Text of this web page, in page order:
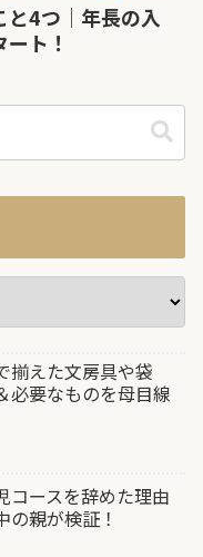
4つ｜年長の入
ト！
揃えた文房具や袋
必要なものを母目線
コースを辞めた理由
の親が検証！